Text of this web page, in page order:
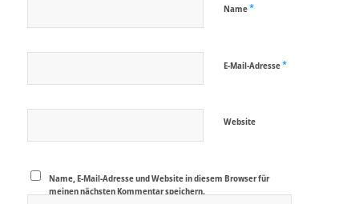
Name*
E-Mail-Adresse*
Website
Name, E-Mail-Adresse und Website in diesem Browser für
meinen nächsten Kommentar speichern.